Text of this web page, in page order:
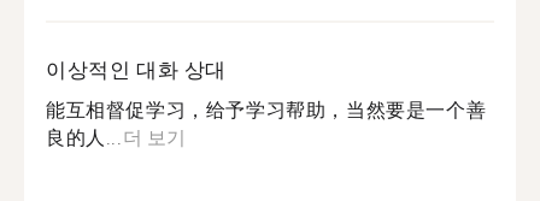
이상적인 대화 상대
能互相督促学习，给予学习帮助，当然要是一个善
良的人...더 보기